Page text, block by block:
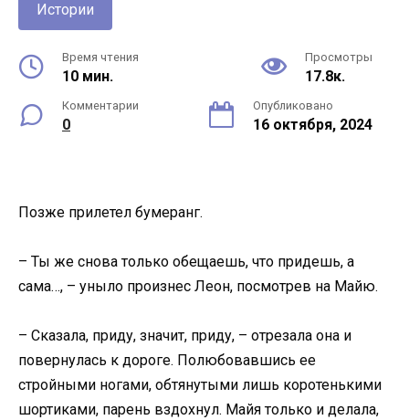
Истории
Время чтения
10 мин.
Просмотры
17.8к.
Комментарии
0
Опубликовано
16 октября, 2024
Позже прилетел бумеранг.
– Ты же снова только обещаешь, что придешь, а
сама…, – уныло произнес Леон, посмотрев на Майю.
– Сказала, приду, значит, приду, – отрезала она и
повернулась к дороге. Полюбовавшись ее
стройными ногами, обтянутыми лишь коротенькими
шортиками, парень вздохнул. Майя только и делала,